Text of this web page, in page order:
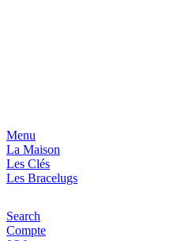
Menu
La Maison
Les Clés
Les Bracelugs
Search
Compte